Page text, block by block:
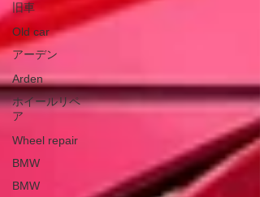
旧車
Old car
アーデン
Arden
ホイールリペ
ア
Wheel repair
BMW
BMW